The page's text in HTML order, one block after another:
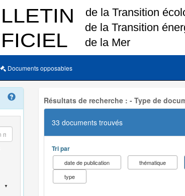
Documents opposables
Résultats de recherche : - Type de
33 documents trouvés
Tri par
date de publication thématique
type